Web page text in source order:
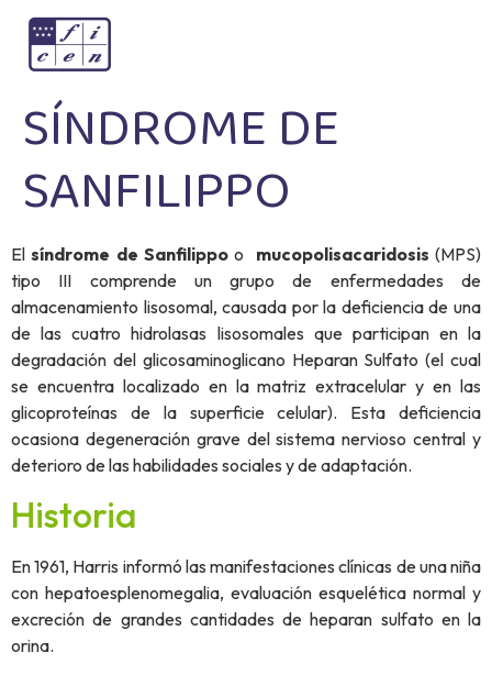
SÍNDROME DE
SANFILIPPO
Elsíndrome de Sanfilippoo mucopolisacaridosis (MPS)
tipo III comprende un grupo de enfermedades de
almacenamiento lisosomal, causada por la deficiencia de una
de las cuatro hidrolasas lisosomales que participan en la
degradación del glicosaminoglicano Heparan Sulfato (el cual
se encuentra localizado en la matriz extracelular y en las
glicoproteínas de la superficie celular). Esta deficiencia
ocasiona degeneración grave del sistema nervioso central y
deterioro de las habilidades sociales y de adaptación.
Historia
En 1961, Harris informó las manifestaciones clínicas de una niña
con hepatoesplenomegalia, evaluación esquelética normal y
excreción de grandes cantidades de heparan sulfato en la
orina.